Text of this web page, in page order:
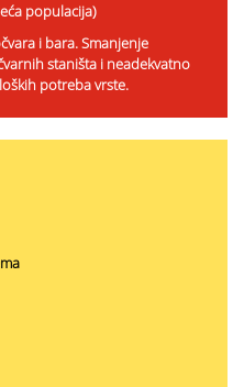
populacija)
i bara. Smanjenje
staništa i neadekvatno
potreba vrste.